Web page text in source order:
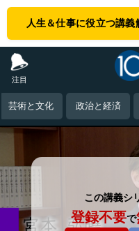
人生＆仕事に役立つ講義
注目
芸術と文化 政治と経済
この講義シ
登録不要で